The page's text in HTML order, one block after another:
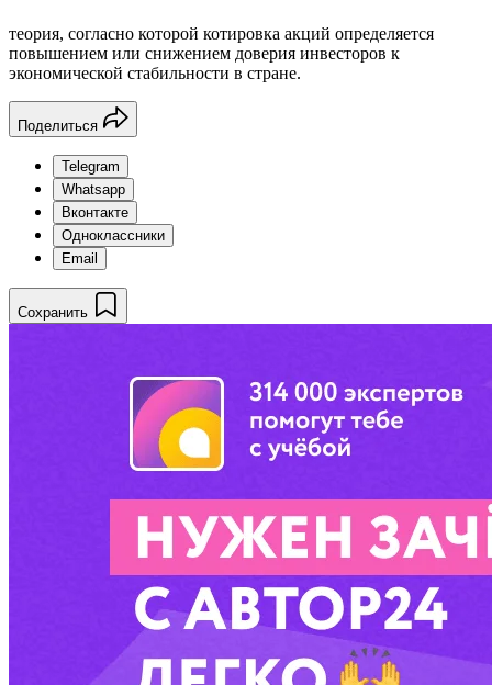
теория, согласно которой котировка акций определяется
повышением или снижением доверия инвесторов к
экономической стабильности в стране.
Поделиться
Telegram
Whatsapp
Вконтакте
Одноклассники
Email
Сохранить